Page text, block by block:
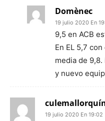
Domènec
19 julio 2020 En
9,5 en ACB
En EL 5,7
media de
y nuevo
19 julio 2020 En 19:02